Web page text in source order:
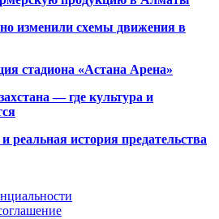
изменили схемы движения в
стадиона «Астана Арена»
— где культура и
реальная история предательства